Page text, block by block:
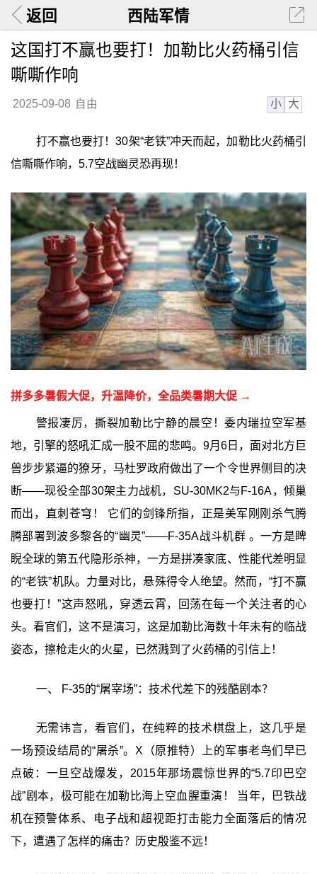
返回 西陆军情
这国打不赢也要打！加勒比火药桶引信
嘶嘶作响
2025-09-08 自由 小 大
打不赢也要打！30架“老铁”冲天而起，加勒比火药桶引
信嘶嘶作响，5.7空战幽灵恐再现！
拼多多暑假大促，升温降价，全品类暑期大促 →
警报凄厉，撕裂加勒比宁静的晨空！委内瑞拉空军基
地，引擎的怒吼汇成一股不屈的悲鸣。9月6日，面对北方巨
兽步步紧逼的獠牙，马杜罗政府做出了一个令世界侧目的决
断——现役全部30架主力战机，SU-30MK2与F-16A，倾巢
而出，直刺苍穹！ 它们的剑锋所指，正是美军刚刚杀气腾
腾部署到波多黎各的“幽灵”——F-35A战斗机群 。一方是睥
睨全球的第五代隐形杀神，一方是拼凑家底、性能代差明显
的“老铁”机队。力量对比，悬殊得令人绝望。然而，“打不赢
也要打！”这声怒吼，穿透云霄，回荡在每一个关注者的心
头。看官们，这不是演习，这是加勒比海数十年未有的临战
姿态，擦枪走火的火星，已然溅到了火药桶的引信上！
一、 F-35的“屠宰场”：技术代差下的残酷剧本？
无需讳言，看官们，在纯粹的技术棋盘上，这几乎是
一场预设结局的“屠杀”。X（原推特）上的军事老鸟们早已
点破：一旦空战爆发，2015年那场震惊世界的“5.7印巴空
战”剧本，极可能在加勒比海上空血腥重演！ 当年，巴铁战
机在预警体系、电子战和超视距打击能力全面落后的情况
下，遭遇了怎样的痛击？历史殷鉴不远！